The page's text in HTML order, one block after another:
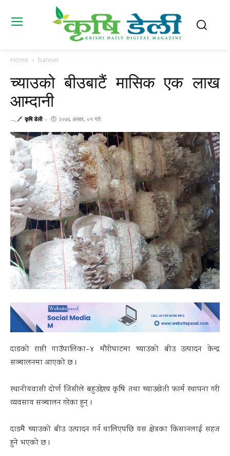
Home banner
च्याउको बीउबाटैं मासिक एक लाख
आम्दानी
𓂃🖊 कृषि डेली - २०७६ असार, ०१ गते
दाङको राप्ती गाउँपालिका–४ मौरीघाटमा च्याउको बीउ उत्पादन केन्द्र
सञ्चालनमा आएको छ ।
स्थानीयवासी दोर्ण जिसीले बहुउद्देश्य कृषि तथा च्याउखेती फार्म स्थापना गरी
व्यवसाय सञ्चालन गरेका हुन् ।
दाङमै च्याउको बीउ उत्पादन गर्न थालिएपछि यस क्षेत्रका किसानलाई सहज
हुने भएको छ ।